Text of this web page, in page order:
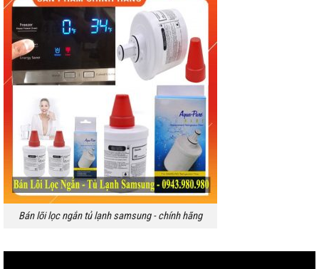
Bán lõi lọc ngắn tủ lạnh samsung - chính hãng